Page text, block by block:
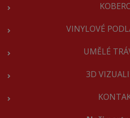
VINYLOVÉ
UMĚLÉ
3D